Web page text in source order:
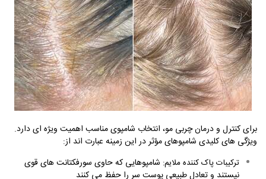
برای کنترل و درمان چربی مو، انتخاب شامپوی مناسب اهمیت ویژه ای دارد.
ویژگی های کلیدی شامپوهای مؤثر در این زمینه عبارت اند از:
ترکیبات پاک کننده ملایم: شامپوهایی که حاوی سورفکتانت های قوی
نیستند و تعادل طبیعی پوست سر را حفظ می کنند